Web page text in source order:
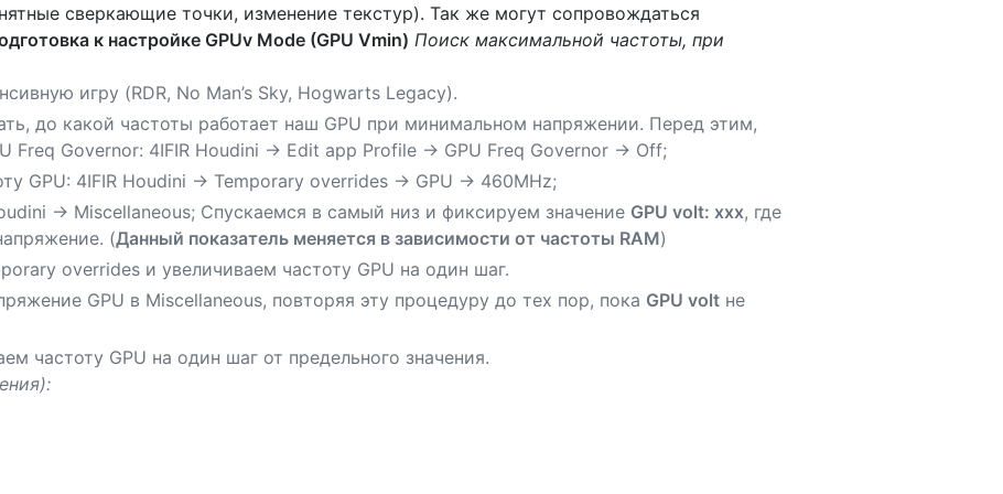
сверкающие точки, изменение текстур). Так же могут сопровождаться
к настройке GPUv Mode (GPU Vmin) Поиск максимальной частоты, при
игру (RDR, No Man’s Sky, Hogwarts Legacy).
до какой частоты работает наш GPU при минимальном напряжении. Перед этим,
Freq Governor: 4IFIR Houdini -> Edit app Profile -> GPU Freq Governor -> Off;
GPU: 4IFIR Houdini -> Temporary overrides -> GPU -> 460MHz;
-> Miscellaneous; Спускаемся в самый низ и фиксируем значение GPU volt: xxx, где
(Данный показатель меняется в зависимости от частоты RAM)
overrides и увеличиваем частоту GPU на один шаг.
GPU в Miscellaneous, повторяя эту процедуру до тех пор, пока GPU volt не
частоту GPU на один шаг от предельного значения.